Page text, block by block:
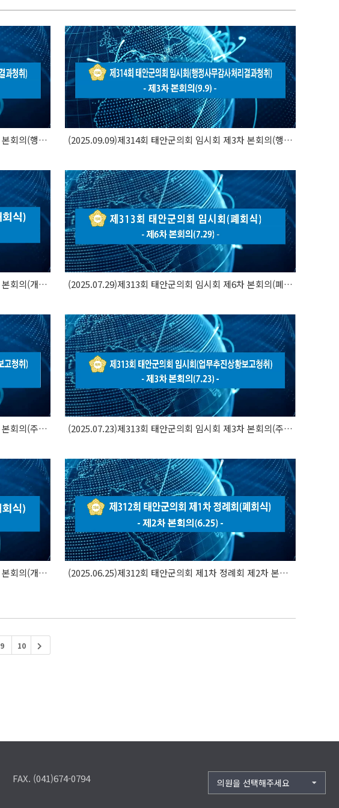
(2025.09.10)제314회 태안군의회 임시회 제4차 본회의(행정사무.. (2025.09.09)제314회 태안군의회 임시회 제3차 본회의(행정사무..
(2025.09.05)제314회 태안군의회 임시회 제1차 본회의(개회식) (2025.07.29)제313회 태안군의회 임시회 제6차 본회의(폐회식)
(2025.07.24)제313회 태안군의회 임시회 제4차 본회의(주요업무.. (2025.07.23)제313회 태안군의회 임시회 제3차 본회의(주요업무..
(2025.07.21)제313회 태안군의회 임시회 제1차 본회의(개회식) (2025.06.25)제312회 태안군의회 제1차 정례회 제2차 본회의(..
9 10
FAX. (041)674-0794
의원을 선택해주세요